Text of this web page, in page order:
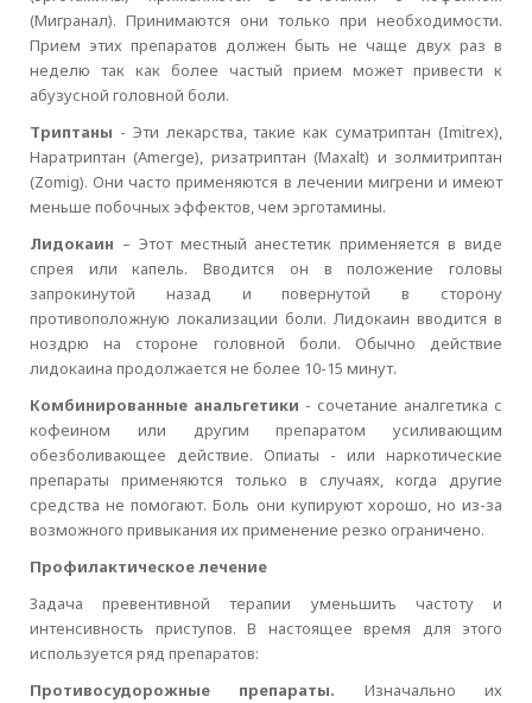
(Мигранал). Принимаются они только при необходимости.
Прием этих препаратов должен быть не чаще двух раз в
неделю так как более частый прием может привести к
абузусной головной боли.
Триптаны - Эти лекарства, такие как суматриптан (Imitrex),
Наратриптан (Amerge), ризатриптан (Maxalt) и золмитриптан
(Zomig). Они часто применяются в лечении мигрени и имеют
меньше побочных эффектов, чем эрготамины.
Лидокаин – Этот местный анестетик применяется в виде
спрея или капель. Вводится он в положение головы
запрокинутой назад и повернутой в сторону
противоположную локализации боли. Лидокаин вводится в
ноздрю на стороне головной боли. Обычно действие
лидокаина продолжается не более 10-15 минут.
Комбинированные анальгетики - сочетание аналгетика с
кофеином или другим препаратом усиливающим
обезболивающее действие. Опиаты - или наркотические
препараты применяются только в случаях, когда другие
средства не помогают. Боль они купируют хорошо, но из-за
возможного привыкания их применение резко ограничено.
Профилактическое лечение
Задача превентивной терапии уменьшить частоту и
интенсивность приступов. В настоящее время для этого
используется ряд препаратов:
Противосудорожные препараты. Изначально их